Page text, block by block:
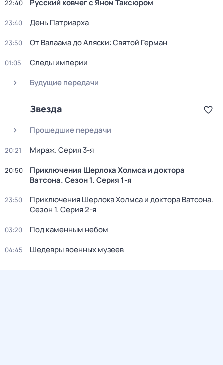
22:40 Русский ковчег с Яном Таксюром
23:40 День Патриарха
23:50 От Валаама до Аляски: Святой Герман
01:05
Следы империи
Будущие передачи
Звезда
Прошедшие передачи
20:21 Мираж. Серия 3-я
20:50
Приключения Шерлока Холмса и доктора
Ватсона. Сезон 1. Серия 1-я
23:50 Приключения Шерлока Холмса и доктора Ватсона.
Сезон 1. Серия 2-я
03:20 Под каменным небом
04:45 Шедевры военных музеев